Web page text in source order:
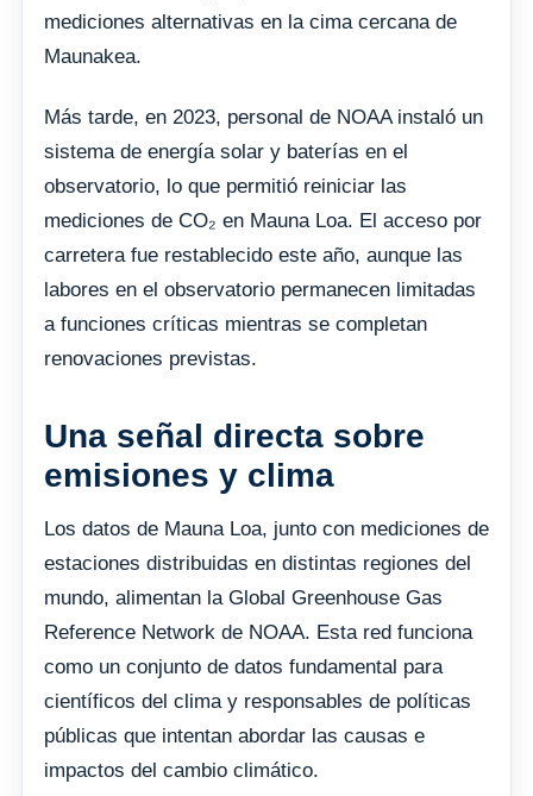
mediciones alternativas en la cima cercana de
Maunakea.
Más tarde, en 2023, personal de NOAA instaló un
sistema de energía solar y baterías en el
observatorio, lo que permitió reiniciar las
mediciones de CO₂ en Mauna Loa. El acceso por
carretera fue restablecido este año, aunque las
labores en el observatorio permanecen limitadas
a funciones críticas mientras se completan
renovaciones previstas.
Una señal directa sobre
emisiones y clima
Los datos de Mauna Loa, junto con mediciones de
estaciones distribuidas en distintas regiones del
mundo, alimentan la Global Greenhouse Gas
Reference Network de NOAA. Esta red funciona
como un conjunto de datos fundamental para
científicos del clima y responsables de políticas
públicas que intentan abordar las causas e
impactos del cambio climático.